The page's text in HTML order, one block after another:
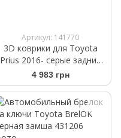
Артикул: 141770
3D коврики для Toyota
Prius 2016- cерые задние
WeatherTech 469172
4 983 грн